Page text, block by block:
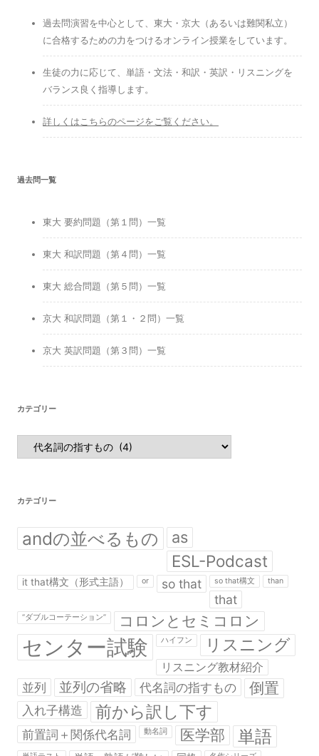
過去問演習を中心として、東大・京大（あるいは難関私立）
に合格するための力をつけるオンライン授業をしています。
生徒の力に応じて、単語・文法・和訳・英訳・リスニングを
バランス良く指導します。
詳しくはこちらのページをご覧ください。
過去問一覧
東大 要約問題（第１問）一覧
東大 和訳問題（第４問）一覧
東大 総合問題（第５問）一覧
京大 和訳問題（第１・２問）一覧
京大 英訳問題（第３問）一覧
カテゴリー
カ
ゴ
カテゴリー
andの並べるもの as
ESL-Podcast
it that構文（形式主語） or so that so that構文 than
that
“ダブルコーテーション” コロンとセミコロン
センター試験 ハイフン リスニング
リスニング教材紹介
並列 並列の省略 代名詞の指すもの 倒置
入れ子構造 前から訳し下す
前置詞＋関係代名詞 動名詞 医学部 単語